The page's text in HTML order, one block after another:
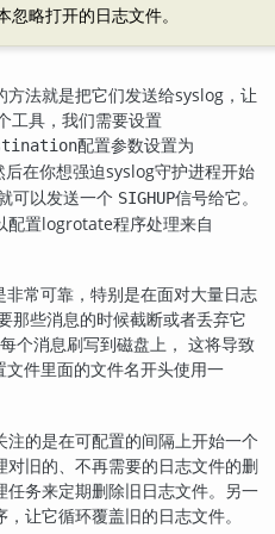
忽略打开的日志文件。
方法就是把它们发送给syslog ，让
工具，我们需要设置
配置参数设置为
后在你想强迫syslog守护进程开始
可以发送一个 SIGHUP信号给它。
配置logrotate程序处理来自
非常可靠，特别是在面对大量日志
那些消息的时候截断或者丢弃它
个消息刷写到磁盘上， 这将导致
文件里面的文件名开头使用一
的是在可配置的间隔上开始一个
旧的、不再需要的日志文件的删
务来定期删除旧日志文件。另一
让它循环覆盖旧的日志文件。